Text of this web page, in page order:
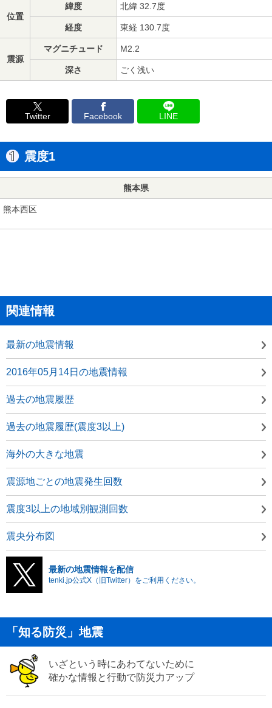
位置
緯度 北緯 32.7度
経度 東経 130.7度
震源
マグニチュード M2.2
深さ ごく浅い
Twitter Facebook LINE
震度1
熊本県
熊本西区
関連情報
最新の地震情報
2016年05月14日の地震情報
過去の地震履歴
過去の地震履歴(震度3以上)
海外の大きな地震
震源地ごとの地震発生回数
震度3以上の地域別観測回数
震央分布図
最新の地震情報を配信
tenki.jp公式X（旧Twitter）をご利用ください。
「知る防災」地震
いざという時にあわてないために
確かな情報と行動で防災力アップ